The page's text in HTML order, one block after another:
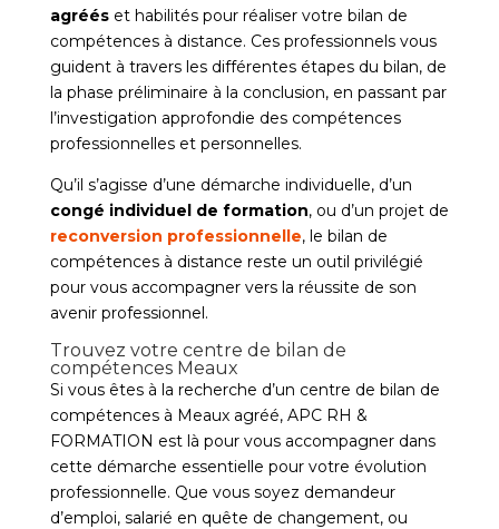
agrééset habilités pour réaliser votre bilan de
compétences à distance. Ces professionnels vous
guident à travers les différentes étapes du bilan, de
la phase préliminaire à la conclusion, en passant par
l’investigation approfondie des compétences
professionnelles et personnelles.
Qu’il s’agisse d’une démarche individuelle, d’un
congé individuel de formation, ou d’un projet de
reconversion professionnelle, le bilan de
compétences à distance reste un outil privilégié
pour vous accompagner vers la réussite de son
avenir professionnel.
Trouvez votre centre de bilan de
compétences Meaux
Si vous êtes à la recherche d’un centre de bilan de
compétences à Meaux agréé, APC RH &
FORMATION est là pour vous accompagner dans
cette démarche essentielle pour votre évolution
professionnelle. Que vous soyez demandeur
d’emploi, salarié en quête de changement, ou